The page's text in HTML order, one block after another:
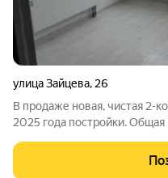
улица Зайцева, 26
В продаже новая, чистая 2-
2025 года постройки.
раздельный в кафеле. В
проживает. Новый, свежий